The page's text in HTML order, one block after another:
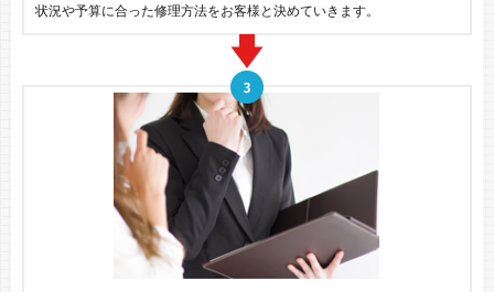
状況や予算に合った修理方法をお客様と決めていきます。